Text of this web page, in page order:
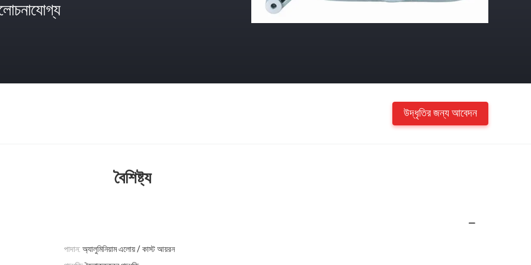
উদ্ধৃতির জন্য আবেদন
বৈশিষ্ট্য
পাদান: অ্যালুমিনিয়াম এলোয় / কাস্ট আয়রন